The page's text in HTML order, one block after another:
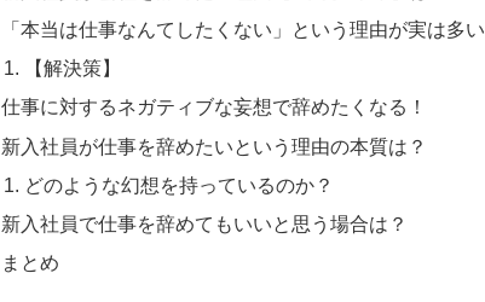
「本当は仕事なんてしたくない」という理由が実は多い
【解決策】
仕事に対するネガティブな妄想で辞めたくなる！
新入社員が仕事を辞めたいという理由の本質は？
どのような幻想を持っているのか？
新入社員で仕事を辞めてもいいと思う場合は？
まとめ